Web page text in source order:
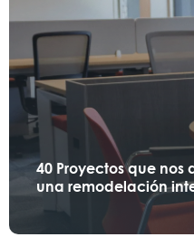
40 Proyectos que
una remodelación